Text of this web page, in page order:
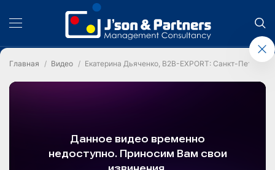
Главная Видео Екатерина Дьяченко, B2B-EXPORT: Санкт-